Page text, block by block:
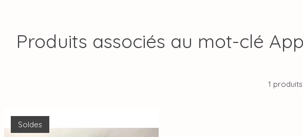
Produits associés au mot-clé
1 produits
Soldes